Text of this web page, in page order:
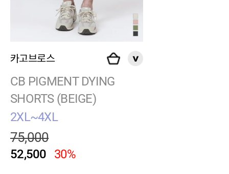
카고브로스
CB PIGMENT DYING
SHORTS (BEIGE)
2XL~4XL
75,000
52,500 30%